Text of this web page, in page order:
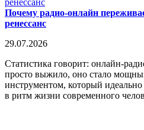
Почему радио-онлайн
ренессанс
29.07.2026
Статистика говорит: онлайн-
просто выжило, оно стало
инструментом, который идеально
в ритм жизни современного